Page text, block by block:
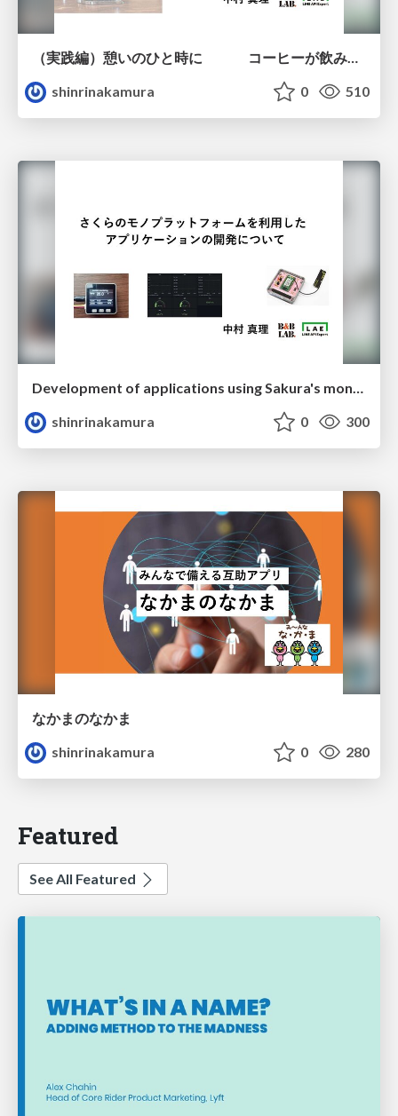
shinrinakamura
0 510
Development of applications using Sakura's mono platform
shinrinakamura
0 300
なかまのなかま
shinrinakamura
0 280
Featured
See All Featured